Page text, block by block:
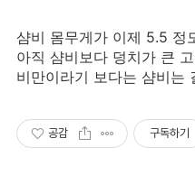
샴비 몸무게가 이제 5.5 정
아직 샴비보다 덩치가 큰
비만이라기 보다는 샴비는
공감 구독하기